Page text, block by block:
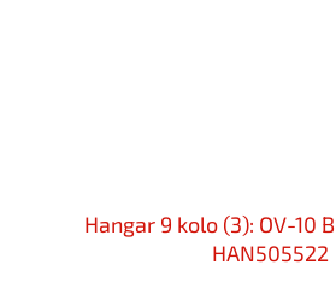
Hangar 9 kolo (3): OV-10
HAN505522